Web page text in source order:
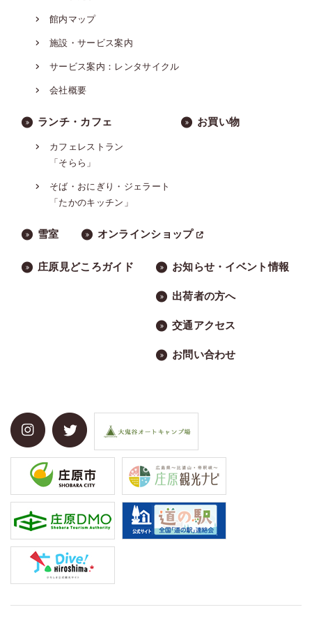
館内マップ
施設・サービス案内
サービス案内：レンタサイクル
会社概要
ランチ・カフェ
カフェレストラン
「そらら」
そば・おにぎり・ジェラート
「たかのキッチン」
お買い物
雪室 オンラインショップ
庄原見どころガイド お知らせ・イベント情報
出荷者の方へ
交通アクセス
お問い合わせ